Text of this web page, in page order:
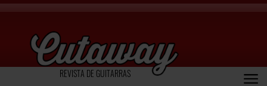
REVISTA DE GUITARRAS